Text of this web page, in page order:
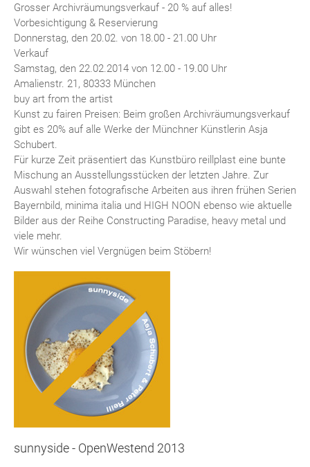
Grosser Archivräumungsverkauf - 20 % auf alles!
Vorbesichtigung & Reservierung
Donnerstag, den 20.02. von 18.00 - 21.00 Uhr
Verkauf
Samstag, den 22.02.2014 von 12.00 - 19.00 Uhr
Amalienstr. 21, 80333 München
buy art from the artist
Kunst zu fairen Preisen: Beim großen Archivräumungsverkauf
gibt es 20% auf alle Werke der Münchner Künstlerin Asja
Schubert.
Für kurze Zeit präsentiert das Kunstbüro reillplast eine bunte
Mischung an Ausstellungsstücken der letzten Jahre. Zur
Auswahl stehen fotografische Arbeiten aus ihren frühen Serien
Bayernbild, minima italia und HIGH NOON ebenso wie aktuelle
Bilder aus der Reihe Constructing Paradise, heavy metal und
viele mehr.
Wir wünschen viel Vergnügen beim Stöbern!
sunnyside - OpenWestend 2013